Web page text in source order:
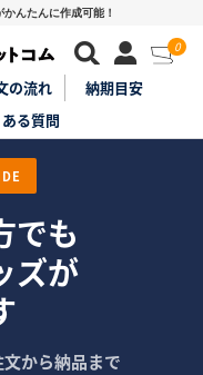
んたんに作成可能！
0
の流れ
納期目安
る質問
でも
ズが
から納品まで